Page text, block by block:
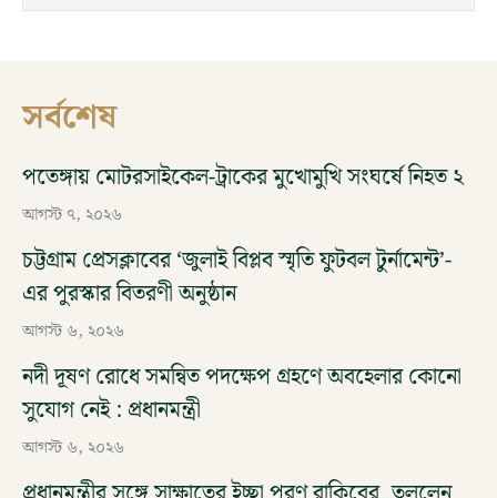
সর্বশেষ
পতেঙ্গায় মোটরসাইকেল-ট্রাকের মুখোমুখি সংঘর্ষে নিহত ২
আগস্ট ৭, ২০২৬
চট্টগ্রাম প্রেসক্লাবের ‘জুলাই বিপ্লব স্মৃতি ফুটবল টুর্নামেন্ট’-
এর পুরস্কার বিতরণী অনুষ্ঠান
আগস্ট ৬, ২০২৬
নদী দূষণ রোধে সমন্বিত পদক্ষেপ গ্রহণে অবহেলার কোনো
সুযোগ নেই : প্রধানমন্ত্রী
আগস্ট ৬, ২০২৬